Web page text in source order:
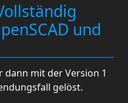
und
dann mit der Version 1
gelöst.